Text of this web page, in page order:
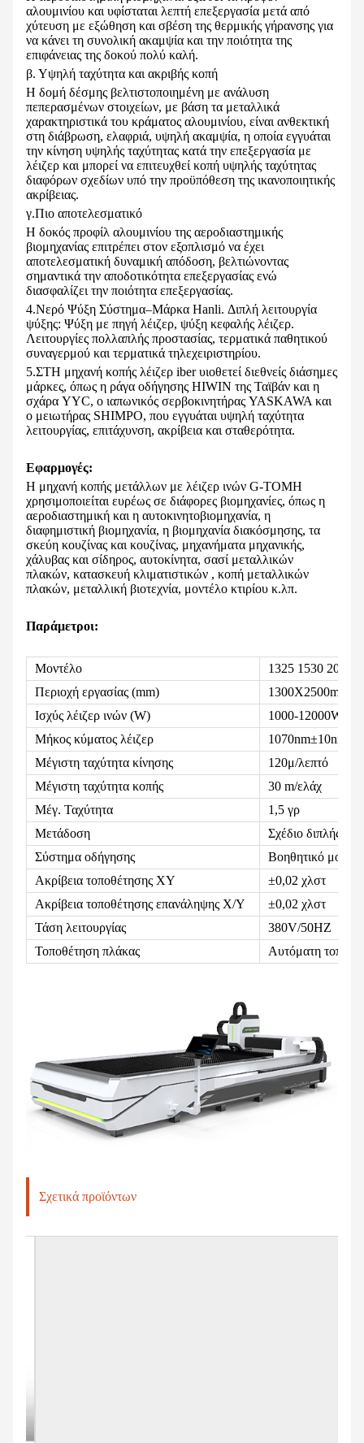
αλουμινίου και υφίσταται λεπτή επεξεργασία μετά από
χύτευση με εξώθηση και σβέση της θερμικής γήρανσης για
να κάνει τη συνολική ακαμψία και την ποιότητα της
επιφάνειας της δοκού πολύ καλή.
β. Υψηλή ταχύτητα και ακριβής κοπή
Η δομή δέσμης βελτιστοποιημένη με ανάλυση
πεπερασμένων στοιχείων, με βάση τα μεταλλικά
χαρακτηριστικά του κράματος αλουμινίου, είναι ανθεκτική
στη διάβρωση, ελαφριά, υψηλή ακαμψία, η οποία εγγυάται
την κίνηση υψηλής ταχύτητας κατά την επεξεργασία με
λέιζερ και μπορεί να επιτευχθεί κοπή υψηλής ταχύτητας
διαφόρων σχεδίων υπό την προϋπόθεση της ικανοποιητικής
ακρίβειας.
γ.Πιο αποτελεσματικό
Η δοκός προφίλ αλουμινίου της αεροδιαστημικής
βιομηχανίας επιτρέπει στον εξοπλισμό να έχει
αποτελεσματική δυναμική απόδοση, βελτιώνοντας
σημαντικά την αποδοτικότητα επεξεργασίας ενώ
διασφαλίζει την ποιότητα επεξεργασίας.
4.Νερό Ψύξη Σύστημα–Μάρκα Hanli. Διπλή λειτουργία
ψύξης: Ψύξη με πηγή λέιζερ, ψύξη κεφαλής λέιζερ.
Λειτουργίες πολλαπλής προστασίας, τερματικά παθητικού
συναγερμού και τερματικά τηλεχειριστηρίου.
5.ΣΤΗ μηχανή κοπής λέιζερ iber υιοθετεί διεθνείς διάσημες
μάρκες, όπως η ράγα οδήγησης HIWIN της Ταϊβάν και η
σχάρα YYC, ο ιαπωνικός σερβοκινητήρας YASKAWA και
ο μειωτήρας SHIMPO, που εγγυάται υψηλή ταχύτητα
λειτουργίας, επιτάχυνση, ακρίβεια και σταθερότητα.
Εφαρμογές:
Η μηχανή κοπής μετάλλων με λέιζερ ινών G-ΤΟΜΗ
χρησιμοποιείται ευρέως σε διάφορες βιομηχανίες, όπως η
αεροδιαστημική και η αυτοκινητοβιομηχανία, η
διαφημιστική βιομηχανία, η βιομηχανία διακόσμησης, τα
σκεύη κουζίνας και κουζίνας, μηχανήματα μηχανικής,
χάλυβας και σίδηρος, αυτοκίνητα, σασί μεταλλικών
πλακών, κατασκευή κλιματιστικών , κοπή μεταλλικών
πλακών, μεταλλική βιοτεχνία, μοντέλο κτιρίου κ.λπ.
Παράμετροι:
Μοντέλο
1325 1530 2040
Περιοχή εργασίας (mm)
1300X2500mm
Ισχύς λέιζερ ινών (W)
1000-12000W
Μήκος κύματος λέιζερ
1070nm±10nm
Μέγιστη ταχύτητα κίνησης
120μ/λεπτό
Μέγιστη ταχύτητα κοπής
30 m/ελάχ
Μέγ. Ταχύτητα
1,5 γρ
Μετάδοση
Σχέδιο διπλής
Σύστημα οδήγησης
Βοηθητικό μοτέρ
Ακρίβεια τοποθέτησης XY
±0,02 χλστ
Ακρίβεια τοποθέτησης επανάληψης X/Y
±0,02 χλστ
Τάση λειτουργίας
380V/50HZ
Τοποθέτηση πλάκας
Αυτόματη
Σχετικά προϊόντων